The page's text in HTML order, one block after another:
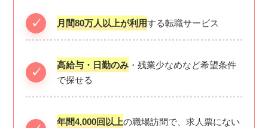
月間80万人以上が利用する転職サービス
高給与・日勤のみ ・残業少なめなど希望条件
で探せる
年間4,000回以上の職場訪問で、求人票にない